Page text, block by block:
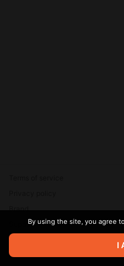
© 2026 Zaya Solutions
are the property of their
Brand
SupportBy using the site, you agree
I